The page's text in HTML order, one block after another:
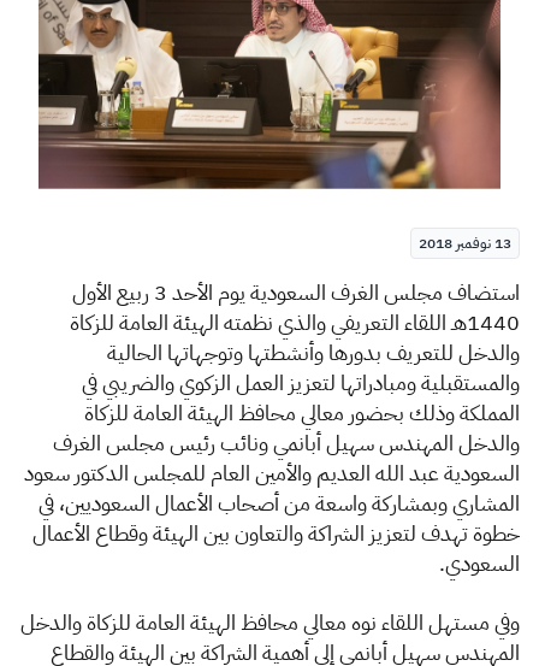
13 نوفمبر 2018
ا
ستضاف مجلس الغرف السعودية يوم الأحد 3 ربيع الأول
1440هـ اللقاء التعريفي والذي نظمته الهيئة العامة للزكاة
والدخل للتعريف بدورها وأنشطتها وتوجهاتها الحالية
والمستقبلية ومبادراتها لتعزيز العمل الزكوي والضريبي في
المملكةوذلك بحضور معالي محافظ الهيئة العامة للزكاة
والدخل المهندس سهيل أبانمي ونائب رئيس مجلس الغرف
السعودية عبد الله العديم والأمين العام للمجلس الدكتور سعود
المشاري وبمشاركة واسعة من أصحاب الأعمال السعوديين، في
خطوة تهدف لتعزيز الشراكة والتعاون بين الهيئة وقطاع الأعمال
السعودي.
وفي مستهل اللقاء نوه معالي محافظ الهيئة العامة للزكاة والدخل
المهندس سهيل أبانمي إلى أهمية الشراكة بين الهيئة والقطاع